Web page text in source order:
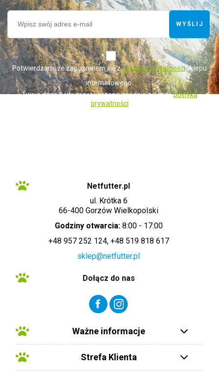
WYŚLIJ
*
Potwierdzam, że zapoznałem się zpolityką prywatnościsklepu
internetowego.
Twoje dane będą przetwarzane zgodnie z nasząpolityką
prywatności
Netfutter.pl
ul. Krótka 6
66-400 Gorzów Wielkopolski
Godziny otwarcia:8:00 - 17:00
+48 957 252 124, +48 519 818 617
sklep@netfutter.pl
Dołącz do nas
Ważne informacje
Strefa Klienta